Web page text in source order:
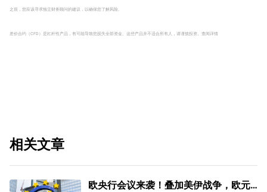
之前，您应该寻求独立财务顾问的建议，以确保您了解风险。
差价合约（CFD）是杠杆性产品，有可能导致您损失全部资金。这些产品并不适合所有人，请谨慎投资。 查阅详情
相关文章
欧央行会议来袭！叠加美伊战争，欧元